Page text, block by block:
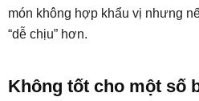
món không hợp khẩu vị nhưng
“dễ chịu” hơn.
Không tốt cho một số